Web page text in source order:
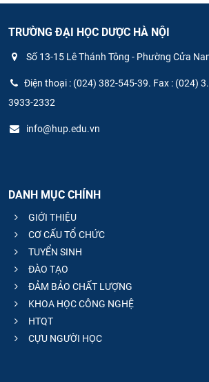
TRƯỜNG ĐẠI HỌC DƯỢC HÀ NỘI
Số 13-15 Lê Thánh Tông - Phường Cửa
Điện thoại : (024) 382-545-39. Fax : (024)
3933-2332
info@hup.edu.vn
DANH MỤC CHÍNH
GIỚI THIỆU
CƠ CẤU TỔ CHỨC
TUYỂN SINH
ĐÀO TẠO
ĐẢM BẢO CHẤT LƯỢNG
KHOA HỌC CÔNG NGHỆ
HTQT
CỰU NGƯỜI HỌC